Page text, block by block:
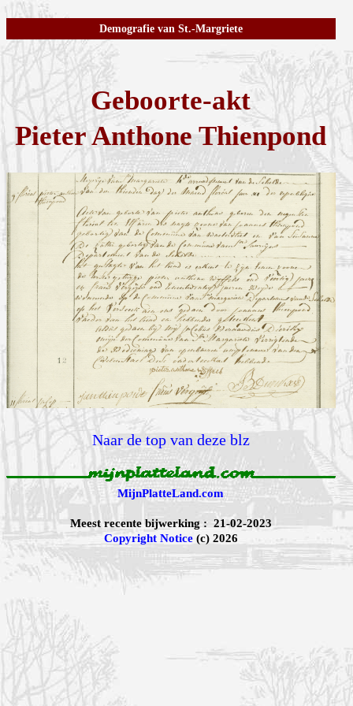
Demografie van St.-Margriete
Geboorte-akt
Pieter Anthone Thienpond
Naar de top van deze blz
MijnPlatteLand.com
Meest recente bijwerking : 21-02-2023
Copyright Notice(c) 2026